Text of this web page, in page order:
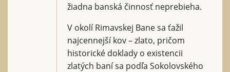
žiadna banská činnosť neprebieha.
V okolí Rimavskej Bane sa ťažil
najcennejší kov – zlato, pričom
historické doklady o existencii
zlatých baní sa podľa Sokolovského